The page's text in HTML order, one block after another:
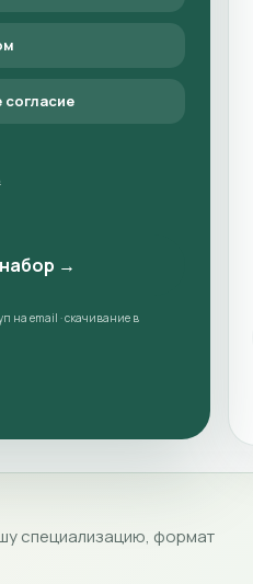
→
на email · скачивание в
специализацию, формат